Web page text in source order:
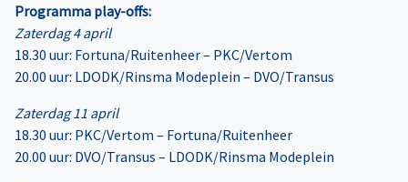
Programma play-offs:
Zaterdag 4 april
18.30 uur: Fortuna/Ruitenheer – PKC/Vertom
20.00 uur: LDODK/Rinsma Modeplein – DVO/Transus
Zaterdag 11 april
18.30 uur: PKC/Vertom – Fortuna/Ruitenheer
20.00 uur: DVO/Transus – LDODK/Rinsma Modeplein